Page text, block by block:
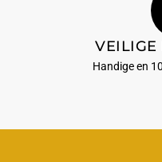
VEILIGE
Handige en